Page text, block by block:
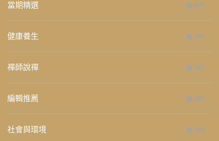
當期精選 658
健康養生 276
禪師說禪 267
編輯推薦 236
社會與環境 235